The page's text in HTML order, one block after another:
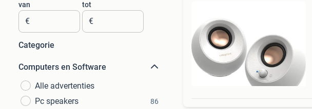
van
€
tot
€
Categorie
Computers en Software
Alle advertenties
Pc speakers
86